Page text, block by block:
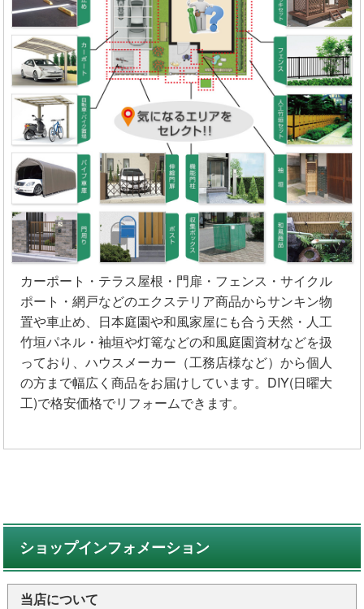
カーポート・テラス屋根・門扉・フェンス・サイクル
ポート・網戸などのエクステリア商品からサンキン物
置や車止め、日本庭園や和風家屋にも合う天然・人工
竹垣パネル・袖垣や灯篭などの和風庭園資材などを扱
っており、ハウスメーカー（工務店様など）から個人
の方まで幅広く商品をお届けしています。DIY(日曜大
工)で格安価格でリフォームできます。
ショップインフォメーション
当店について